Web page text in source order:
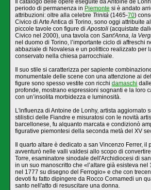
Il catalogo delle opere eseguite da Antoine de
periodo di permanenza in Piemonte si è andato
attribuzioni: oltre alla celebre Trinità (1465-70)
Civico di Arte Antica di Torino, sono oggi attribuite
piccole tavole con figure diApostoli (acquistate
Civico nel 2000), una tavola con Sant'Anna, la
nel duomo di Torino, l’importante ciclo di affreschi
abbaziale di Novalesa e un polittico realizzato per
conservato nella chiesa parrocchiale.
Il suo stile si caratterizza per sapiente
monumentale delle scene con una attenzione ai
figure sono spesso vestite con ricchi damaschi
profonde, mostrano espressioni sognanti e la loro
con un’insolita morbidezza e luminosità.
L'influenza di Antoine de Lonhy, artista aggiornato
stilistici delle Fiandre e misuratosi con le novità
barcellonese, fu alquanto marcata e condizionò
figurative piemontesi della seconda metà del XV
Il quarto altare è dedicato a san Vincenzo Ferrer, il
avventurò nelle valli valdesi allo scopo di convertire
Torre, esaminatore sinodale dell'Archidiocesi di
in un suo manoscritto che «l’altare già esisteva nel
nel 1777 su disegno del Ferrogio» e che con
devoti fu fatto dipingere da Rocco Comamedi un
santo nell'atto di resuscitare una donna.